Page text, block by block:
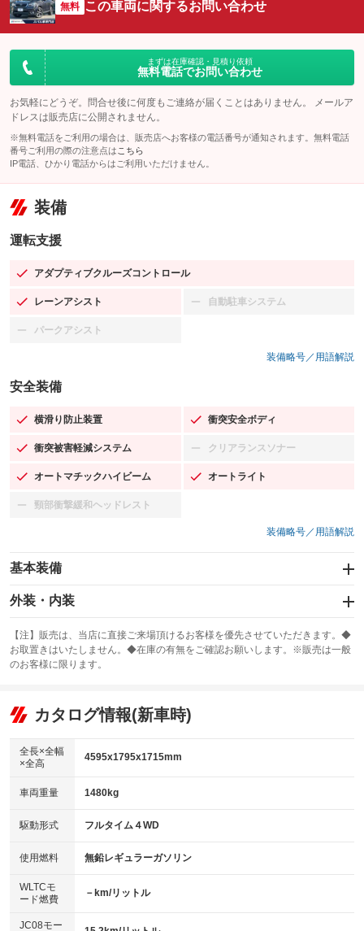
無料 この車両に関するお問い合わせ
まずは在庫確認・見積り依頼
無料電話でお問い合わせ
お気軽にどうぞ。問合せ後に何度もご連絡が届くことはありません。 メールア
ドレスは販売店に公開されません。
※無料電話をご利用の場合は、販売店へお客様の電話番号が通知されます。無料電話
番号ご利用の際の注意点は こちら
IP電話、ひかり電話からはご利用いただけません。
装備
運転支援
アダプティブクルーズコントロール
：装備あり
レーンアシスト
：装備あり 自動駐車システム
：装備なし
パークアシスト
：装備なし
装備略号／用語解説
安全装備
横滑り防止装置
：装備あり 衝突安全ボディ
：装備あり
衝突被害軽減システム
：装備あり クリアランスソナー
：装備なし
オートマチックハイビーム
：装備あり オートライト
：装備あり
頸部衝撃緩和ヘッドレスト
：装備なし
装備略号／用語解説
基本装備
エアバッグ：運転席/助手席/サイド
：装備あり
：装備なし
サンルーフ
：装備なし ABS
リフトアップ
：装備なし
：装備あり
パワーウィンドウ
アイドリングストップ
：装備あり
USB入力端子
：装備あり
100V電源
：装備なし
センターデフロック
：装備なし
外装・内装
カーナビ：SDナビ
：装備あり
TV：フルセグ
：装備あり
ビジュアル：-／DVD再生
：装備あり
アルミホイール：18インチ
：装備あり
HID(キセノンライト)
バックカメラ
エアロ
：装備あり
ローダウン
：装備なし
【注】販売は、当店に直接ご来場頂けるお客様を優先させていただきます。◆
お取置きはいたしません。◆在庫の有無をご確認お願いします。※販売は一般
のお客様に限ります。
カタログ情報(新車時)
全長×全幅
×全高
4595x1795x1715mm
車両重量 1480kg
駆動形式 フルタイム４WD
使用燃料 無鉛レギュラーガソリン
WLTCモ
ード燃費
－km/リットル
JC08モー